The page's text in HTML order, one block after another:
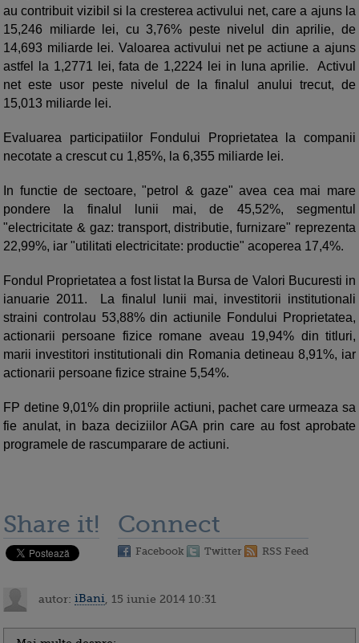
au contribuit vizibil si la cresterea activului net, care a ajuns la
15,246 miliarde lei, cu 3,76% peste nivelul din aprilie, de
14,693 miliarde lei. Valoarea activului net pe actiune a ajuns
astfel la 1,2771 lei, fata de 1,2224 lei in luna aprilie. Activul
net este usor peste nivelul de la finalul anului trecut, de
15,013 miliarde lei.
Evaluarea participatiilor Fondului Proprietatea la companii
necotate a crescut cu 1,85%, la 6,355 miliarde lei.
In functie de sectoare, "petrol & gaze" avea cea mai mare
pondere la finalul lunii mai, de 45,52%, segmentul
"electricitate & gaz: transport, distributie, furnizare" reprezenta
22,99%, iar "utilitati electricitate: productie" acoperea 17,4%.
Fondul Proprietatea a fost listat la Bursa de Valori Bucuresti in
ianuarie 2011. La finalul lunii mai, investitorii institutionali
straini controlau 53,88% din actiunile Fondului Proprietatea,
actionarii persoane fizice romane aveau 19,94% din titluri,
marii investitori institutionali din Romania detineau 8,91%, iar
actionarii persoane fizice straine 5,54%.
FP detine 9,01% din propriile actiuni, pachet care urmeaza sa
fie anulat, in baza deciziilor AGA prin care au fost aprobate
programele de rascumparare de actiuni.
Share it! Connect
Facebook Twitter RSS Feed
autor: iBani , 15 iunie 2014 10:31